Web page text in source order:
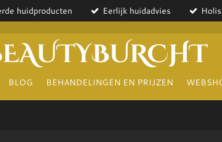
huidproducten Eerlijk huidadvies
BLOG BEHANDELINGEN EN PRIJZEN